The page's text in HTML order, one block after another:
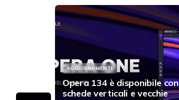
AGGIORNAMENTI
Opera 134 è disponibile con
schede verticali e vecchie